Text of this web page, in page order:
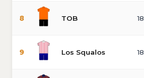
8 TOB 18
9 Los Squalos 18